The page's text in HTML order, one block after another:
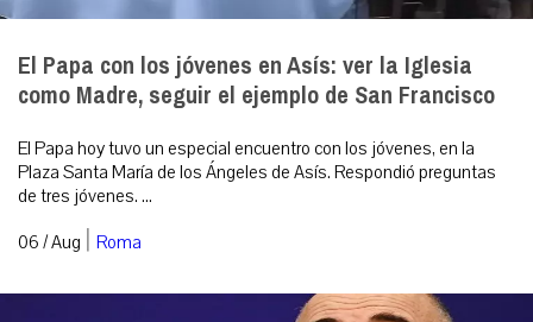
El Papa con los jóvenes en Asís: ver la Iglesia
como Madre, seguir el ejemplo de San Francisco
El Papa hoy tuvo un especial encuentro con los jóvenes, en la
Plaza Santa María de los Ángeles de Asís. Respondió preguntas
de tres jóvenes. ...
06 / Aug | Roma